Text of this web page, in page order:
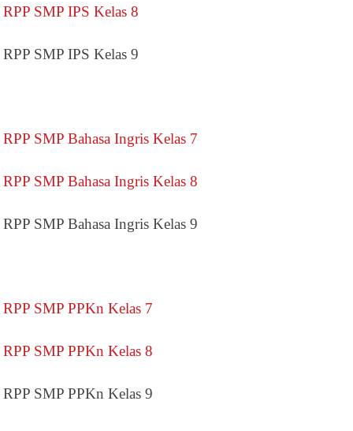
RPP SMP IPS Kelas 8
RPP SMP IPS Kelas 9
RPP SMP Bahasa Ingris Kelas 7
RPP SMP Bahasa Ingris Kelas 8
RPP SMP Bahasa Ingris Kelas 9
RPP SMP PPKn Kelas 7
RPP SMP PPKn Kelas 8
RPP SMP PPKn Kelas 9